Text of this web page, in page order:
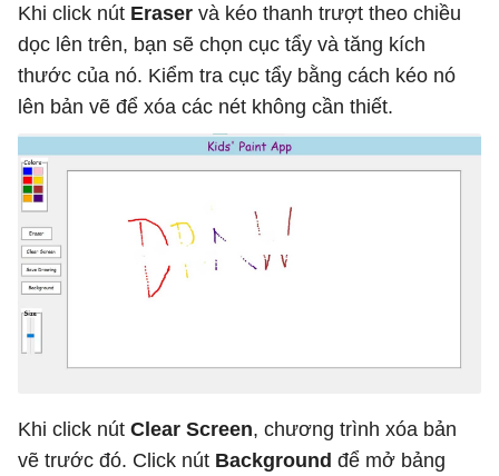
Khi click nút Eraser và kéo thanh trượt theo chiều
dọc lên trên, bạn sẽ chọn cục tẩy và tăng kích
thước của nó. Kiểm tra cục tẩy bằng cách kéo nó
lên bản vẽ để xóa các nét không cần thiết.
Khi click nút Clear Screen, chương trình xóa bản
vẽ trước đó. Click nút Background để mở bảng